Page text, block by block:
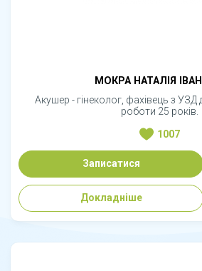
МОКРА НАТАЛІЯ
Акушер - гінеколог, фахівець з УЗД
роботи 25 років.
1007
Записатися
Докладніше